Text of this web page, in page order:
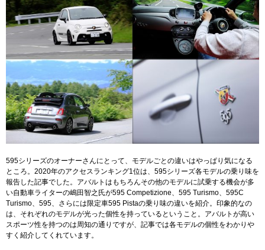
595シリーズのオーナーさんにとって、モデルごとの違いはやっぱり気になる
ところ。2020年のアクセスランキング1位は、595シリーズ各モデルの乗り味を
報告した記事でした。アバルトはもちろんその他のモデルに試乗する機会が多
い自動車ライターの嶋田智之氏が595 Competizione、595 Turismo、595C
Turismo、595、さらには限定車595 Pistaの乗り味の違いを紹介。印象的なの
は、それぞれのモデルが光った個性を持っているということ。アバルトが高い
スポーツ性を持つのは周知の通りですが、記事では各モデルの個性をわかりや
すく紹介してくれています。